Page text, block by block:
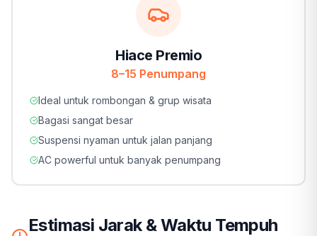
Hiace Premio
8–15 Penumpang
Ideal untuk rombongan & grup wisata
Bagasi sangat besar
Suspensi nyaman untuk jalan panjang
AC powerful untuk banyak penumpang
Estimasi Jarak & Waktu Tempuh